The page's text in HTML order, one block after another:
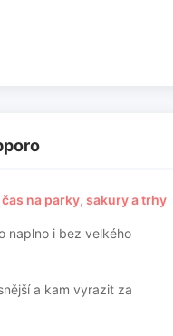
na parky, sakury a trhy
naplno i bez velkého
a kam vyrazit za